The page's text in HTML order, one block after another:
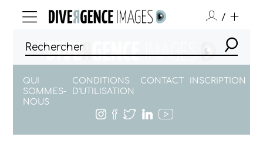
/
QUI
SOMMES-
NOUS
CONDITIONS
D'UTILISATION
CONTACT INSCRIPTION